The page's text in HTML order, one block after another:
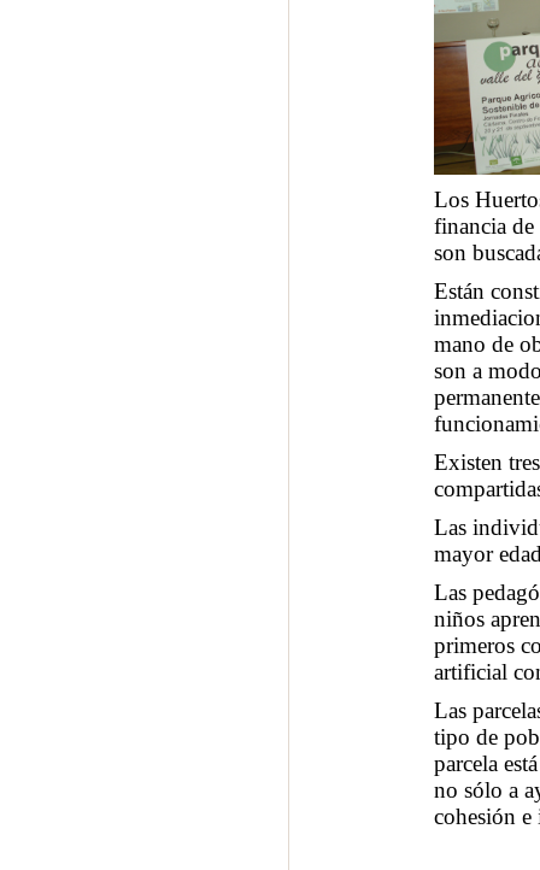
Los
financia de
son
Están
mano de
son a
Existen
Las
mayor
Las
niños
primeros
artificial
Las
tipo de
parcela
no sólo a
cohesión